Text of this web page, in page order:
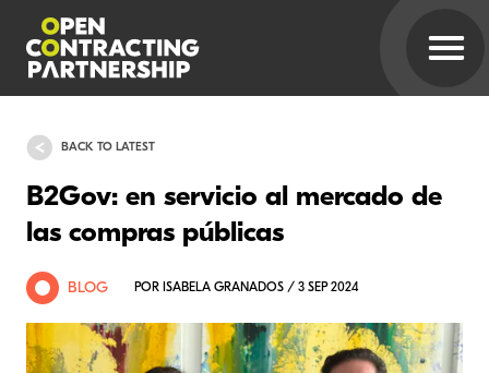
BACK TO LATEST
B2Gov: en servicio al mercado de
las compras públicas
BLOG POR ISABELA GRANADOS / 3 SEP 2024